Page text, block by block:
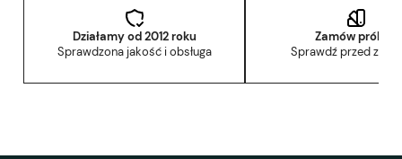
Działamy od 2012 roku
Sprawdzona jakość i obsługa
Zamów próbkę
Sprawdź przed